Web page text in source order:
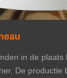
in de plaats
De productie